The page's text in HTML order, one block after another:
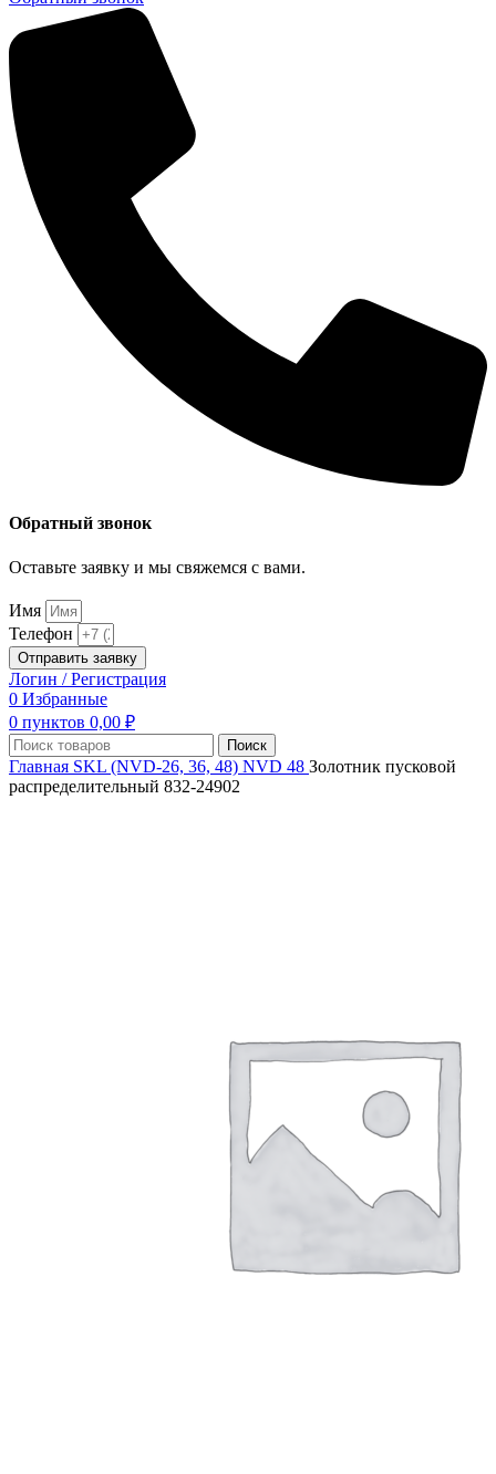
Обратный звонок
Оставьте заявку и мы свяжемся с вами.
Имя
Телефон
Отправить заявку
Логин / Регистрация
0 Избранные
0 пунктов 0,00 ₽
Поиск
Главная SKL (NVD-26, 36, 48) NVD 48 Золотник пусковой
распределительный 832-24902